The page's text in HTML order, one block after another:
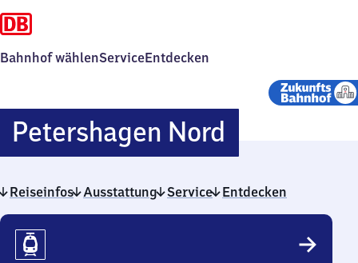
Bahnhof wählenServiceEntdecken
Petershagen Nord
Nord
Reiseinfos Ausstattung Service Entdecken
Reiseinfos